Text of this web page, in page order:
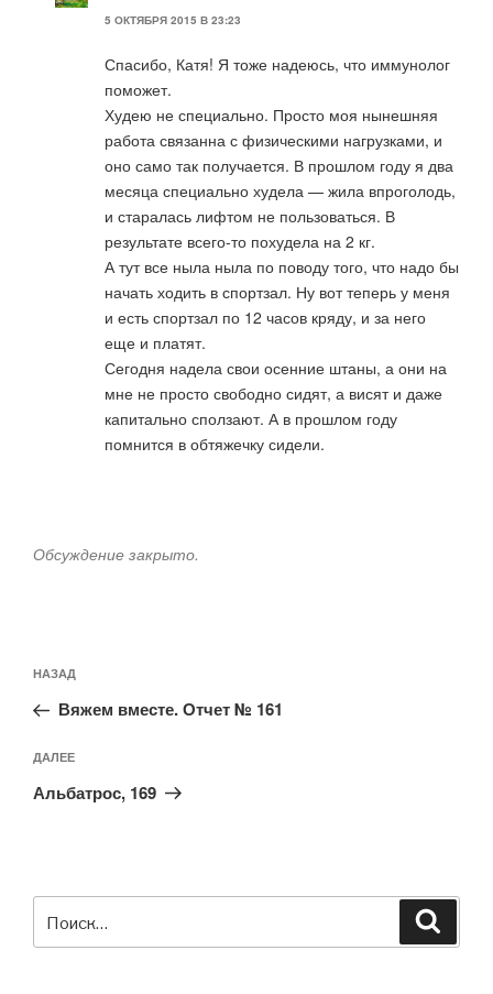
5 ОКТЯБРЯ 2015 В 23:23
Спасибо, Катя! Я тоже надеюсь, что иммунолог
поможет.
Худею не специально. Просто моя нынешняя
работа связанна с физическими нагрузками, и
оно само так получается. В прошлом году я два
месяца специально худела — жила впроголодь,
и старалась лифтом не пользоваться. В
результате всего-то похудела на 2 кг.
А тут все ныла ныла по поводу того, что надо бы
начать ходить в спортзал. Ну вот теперь у меня
и есть спортзал по 12 часов кряду, и за него
еще и платят.
Сегодня надела свои осенние штаны, а они на
мне не просто свободно сидят, а висят и даже
капитально сползают. А в прошлом году
помнится в обтяжечку сидели.
Обсуждение закрыто.
по
записям
Предыдущая
запись:
НАЗАД
Вяжем вместе. Отчет № 161
Следующая
запись
ДАЛЕЕ
Альбатрос, 169